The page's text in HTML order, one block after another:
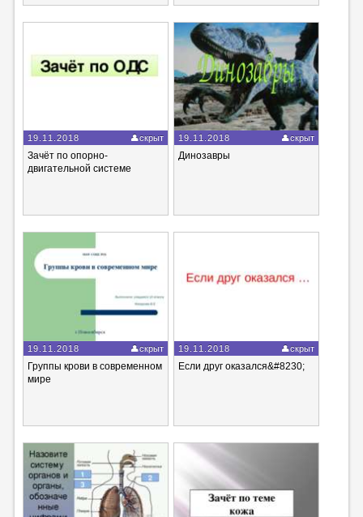
19.11.2018 скрыт
Зачёт по опорно-
двигательной системе
19.11.2018 скрыт
Динозавры
19.11.2018 скрыт
Группы крови в современном
мире
19.11.2018 скрыт
Если друг оказался&#8230;